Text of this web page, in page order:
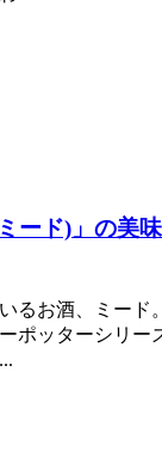
ード)」の美
るお酒、ミード
ポッターシリー